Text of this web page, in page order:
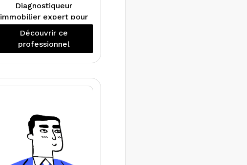
Diagnostiqueur
immobilier expert pour
le compte de
mandataires judiciaires,
spécialisé dans les
contre-expertises de
performance
types de missions.
Découvrir ce
professionnel